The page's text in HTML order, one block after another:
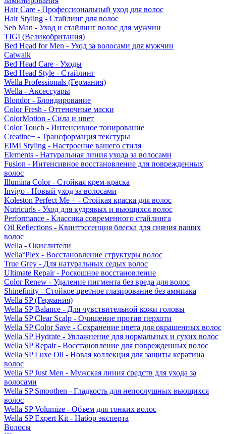
Hair Care - Профессиональный уход для волос
Hair Styling - Стайлинг для волос
Seb Man - Уход и стайлинг волос для мужчин
TIGI (Великобритания)
Bed Head for Men - Уход за волосами для мужчин
Catwalk
Bed Head Care - Уходы
Bed Head Style - Стайлинг
Wella Professionals (Германия)
Wella - Аксессуары
Blondor - Блондирование
Color Fresh - Оттеночные маски
ColorMotion - Сила и цвет
Color Touch - Интенсивное тонирование
Creatine+ - Трансформация текстуры
EIMI Styling - Настроение вашего стиля
Elements - Натуральная линия ухода за волосами
Fusion - Интенсивное восстановление для поврежденных
волос
Illumina Color - Стойкая крем-краска
Invigo - Новый уход за волосами
Koleston Perfect Me + - Стойкая краска для волос
Nutricurls - Уход для кудрявых и вьющихся волос
Performance - Классика современного стайлинга
Oil Reflections - Квинтэссенция блеска для сияния ваших
волос
Wella - Окислители
Wella°Plex - Восстановление структуры волос
True Grey - Для натуральных седых волос
Ultimate Repair - Роскошное восстановление
Color Renew - Удаление пигмента без вреда для волос
Shinefinity - Стойкое цветное глазирование без аммиака
Wella SP (Германия)
Wella SP Balance - Для чувствительной кожи головы
Wella SP Clear Scalp - Очищение против перхоти
Wella SP Color Save - Сохранение цвета для окрашенных волос
Wella SP Hydrate - Увлажнение для нормальных и сухих волос
Wella SP Repair - Восстановление для поврежденных волос
Wella SP Luxe Oil - Новая коллекция для защиты кератина
волос
Wella SP Just Men - Мужская линия средств для ухода за
волосами
Wella SP Smoothen - Гладкость для непослушных вьющихся
волос
Wella SP Volumize - Объем для тонких волос
Wella SP Expert Kit - Набор эксперта
Волосы